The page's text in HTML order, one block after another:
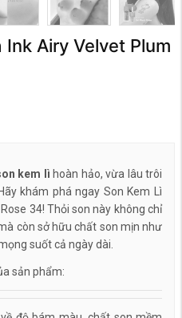
Ink Airy Velvet Plum
kem lì hoàn hảo, vừa lâu trôi
khám phá ngay Son Kem Lì
34! Thỏi son này không chỉ
còn sở hữu chất son mịn như
suốt cả ngày dài.
sản phẩm: